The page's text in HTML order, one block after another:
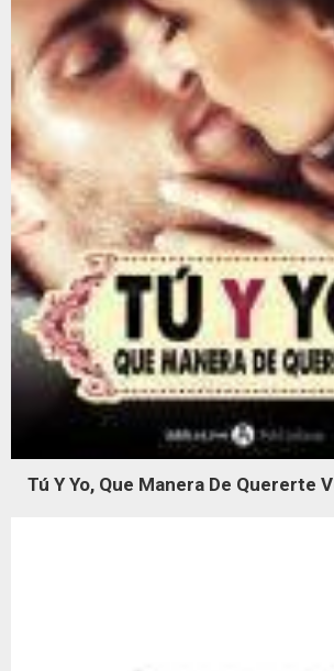
Tú Y Yo, Que Manera De Quererte